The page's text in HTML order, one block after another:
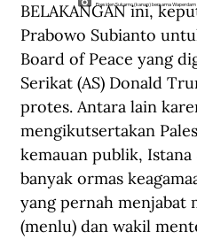
Presiden Sukarno (kanan) bersama
BELAKANGAN ini,
Prabowo Subianto
Board of Peace yang
Serikat (AS) Donald
protes. Antara lain
mengikutsertakan
kemauan publik,
banyak ormas
yang pernah menjabat
(menlu) dan wakil